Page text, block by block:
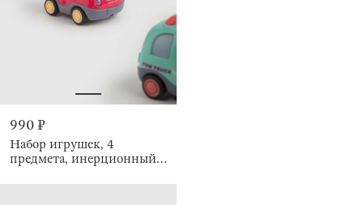
990 ₽
Набор игрушек, 4
предмета, инерционный,